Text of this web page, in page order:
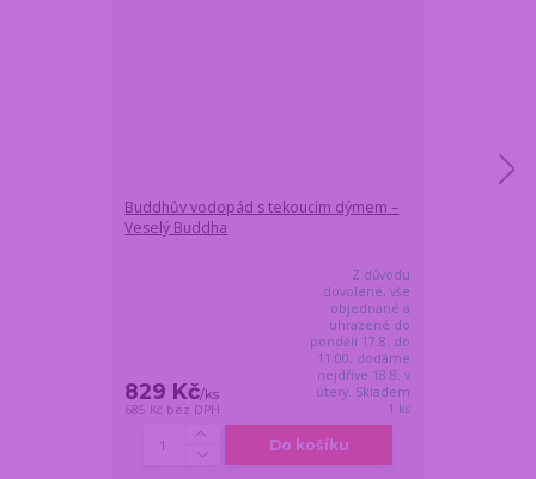
Buddhův vodopád s tekoucím dýmem –
Veselý Buddha
829 Kč/ks
685 Kč bez DPH
Z důvodu
dovolené, vše
objednané a
uhrazené do
pondělí 17.8. do
11:00, dodáme
nejdříve 18.8. v
úterý. Skladem
1 ks
Do košíku